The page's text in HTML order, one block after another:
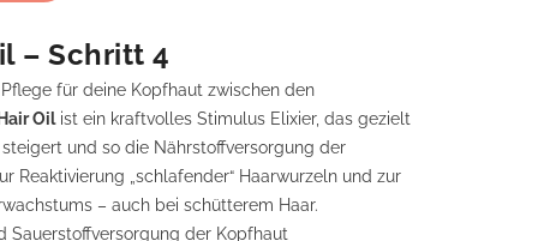
– Schritt 4
für deine Kopfhaut zwischen den
Oilist ein kraftvolles Stimulus Elixier, das gezielt
und so die Nährstoffversorgung der
Reaktivierung „schlafender“ Haarwurzeln und zur
– auch bei schütterem Haar.
der Kopfhaut